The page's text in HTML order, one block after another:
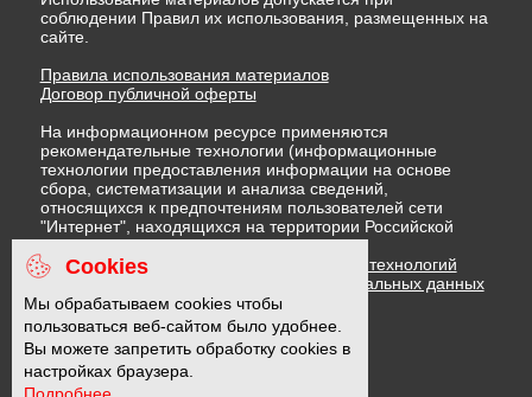
соблюдении Правил их использования, размещенных на
сайте.
Правила использования материалов
Договор публичной оферты
На информационном ресурсе применяются
рекомендательные технологии (информационные
технологии предоставления информации на основе
сбора, систематизации и анализа сведений,
относящихся к предпочтениям пользователей сети
"Интернет", находящихся на территории Российской
Федерации)
Правила применения рекомендательных технологий
Политика в отношении обработки персональных данных
Политика обработки файлов cookie
16 +
Cookies
Мы обрабатываем cookies чтобы
пользоваться веб-сайтом было удобнее.
Вы можете запретить обработку cookies в
настройках браузера.